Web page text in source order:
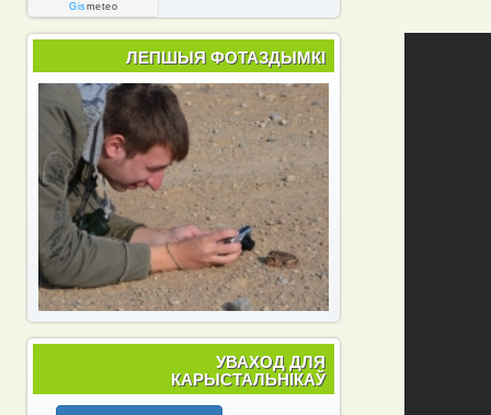
Gismeteo
ЛЕПШЫЯ ФОТАЗДЫМКІ
УВАХОД ДЛЯ
КАРЫСТАЛЬНІКАЎ